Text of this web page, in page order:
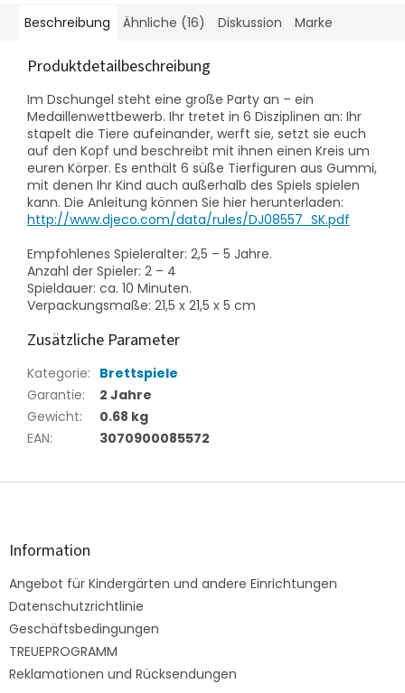
Beschreibung Ähnliche (16) Diskussion Marke
Produktdetailbeschreibung
Im Dschungel steht eine große Party an – ein
Medaillenwettbewerb. Ihr tretet in 6 Disziplinen an: Ihr
stapelt die Tiere aufeinander, werft sie, setzt sie euch
auf den Kopf und beschreibt mit ihnen einen Kreis um
euren Körper. Es enthält 6 süße Tierfiguren aus Gummi,
mit denen Ihr Kind auch außerhalb des Spiels spielen
kann. Die Anleitung können Sie hier herunterladen:
http://www.djeco.com/data/rules/DJ08557_SK.pdf
Empfohlenes Spieleralter: 2,5 – 5 Jahre.
Anzahl der Spieler: 2 – 4
Spieldauer: ca. 10 Minuten.
Verpackungsmaße: 21,5 x 21,5 x 5 cm
Zusätzliche Parameter
Kategorie: Brettspiele
Garantie:
2 Jahre
Gewicht:
0.68 kg
EAN: 3070900085572
F
Information
Angebot für Kindergärten und andere Einrichtungen
Datenschutzrichtlinie
Geschäftsbedingungen
TREUEPROGRAMM
Reklamationen und Rücksendungen